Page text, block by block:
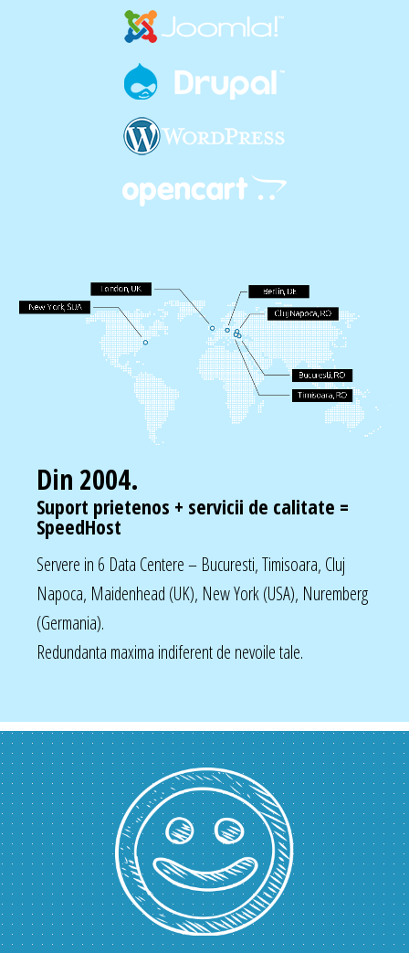
Din 2004.
Suport prietenos + servicii de calitate =
SpeedHost
Servere in 6 Data Centere – Bucuresti, Timisoara, Cluj
Napoca, Maidenhead (UK), New York (USA), Nuremberg
(Germania).
Redundanta maxima indiferent de nevoile tale.